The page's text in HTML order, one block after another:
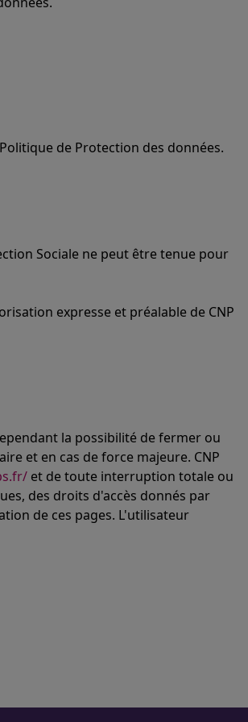
de Protection des données.
Sociale ne peut être tenue pour
expresse et préalable de CNP
la possibilité de fermer ou
et en cas de force majeure. CNP
et de toute interruption totale ou
des droits d'accès donnés par
de ces pages. L'utilisateur